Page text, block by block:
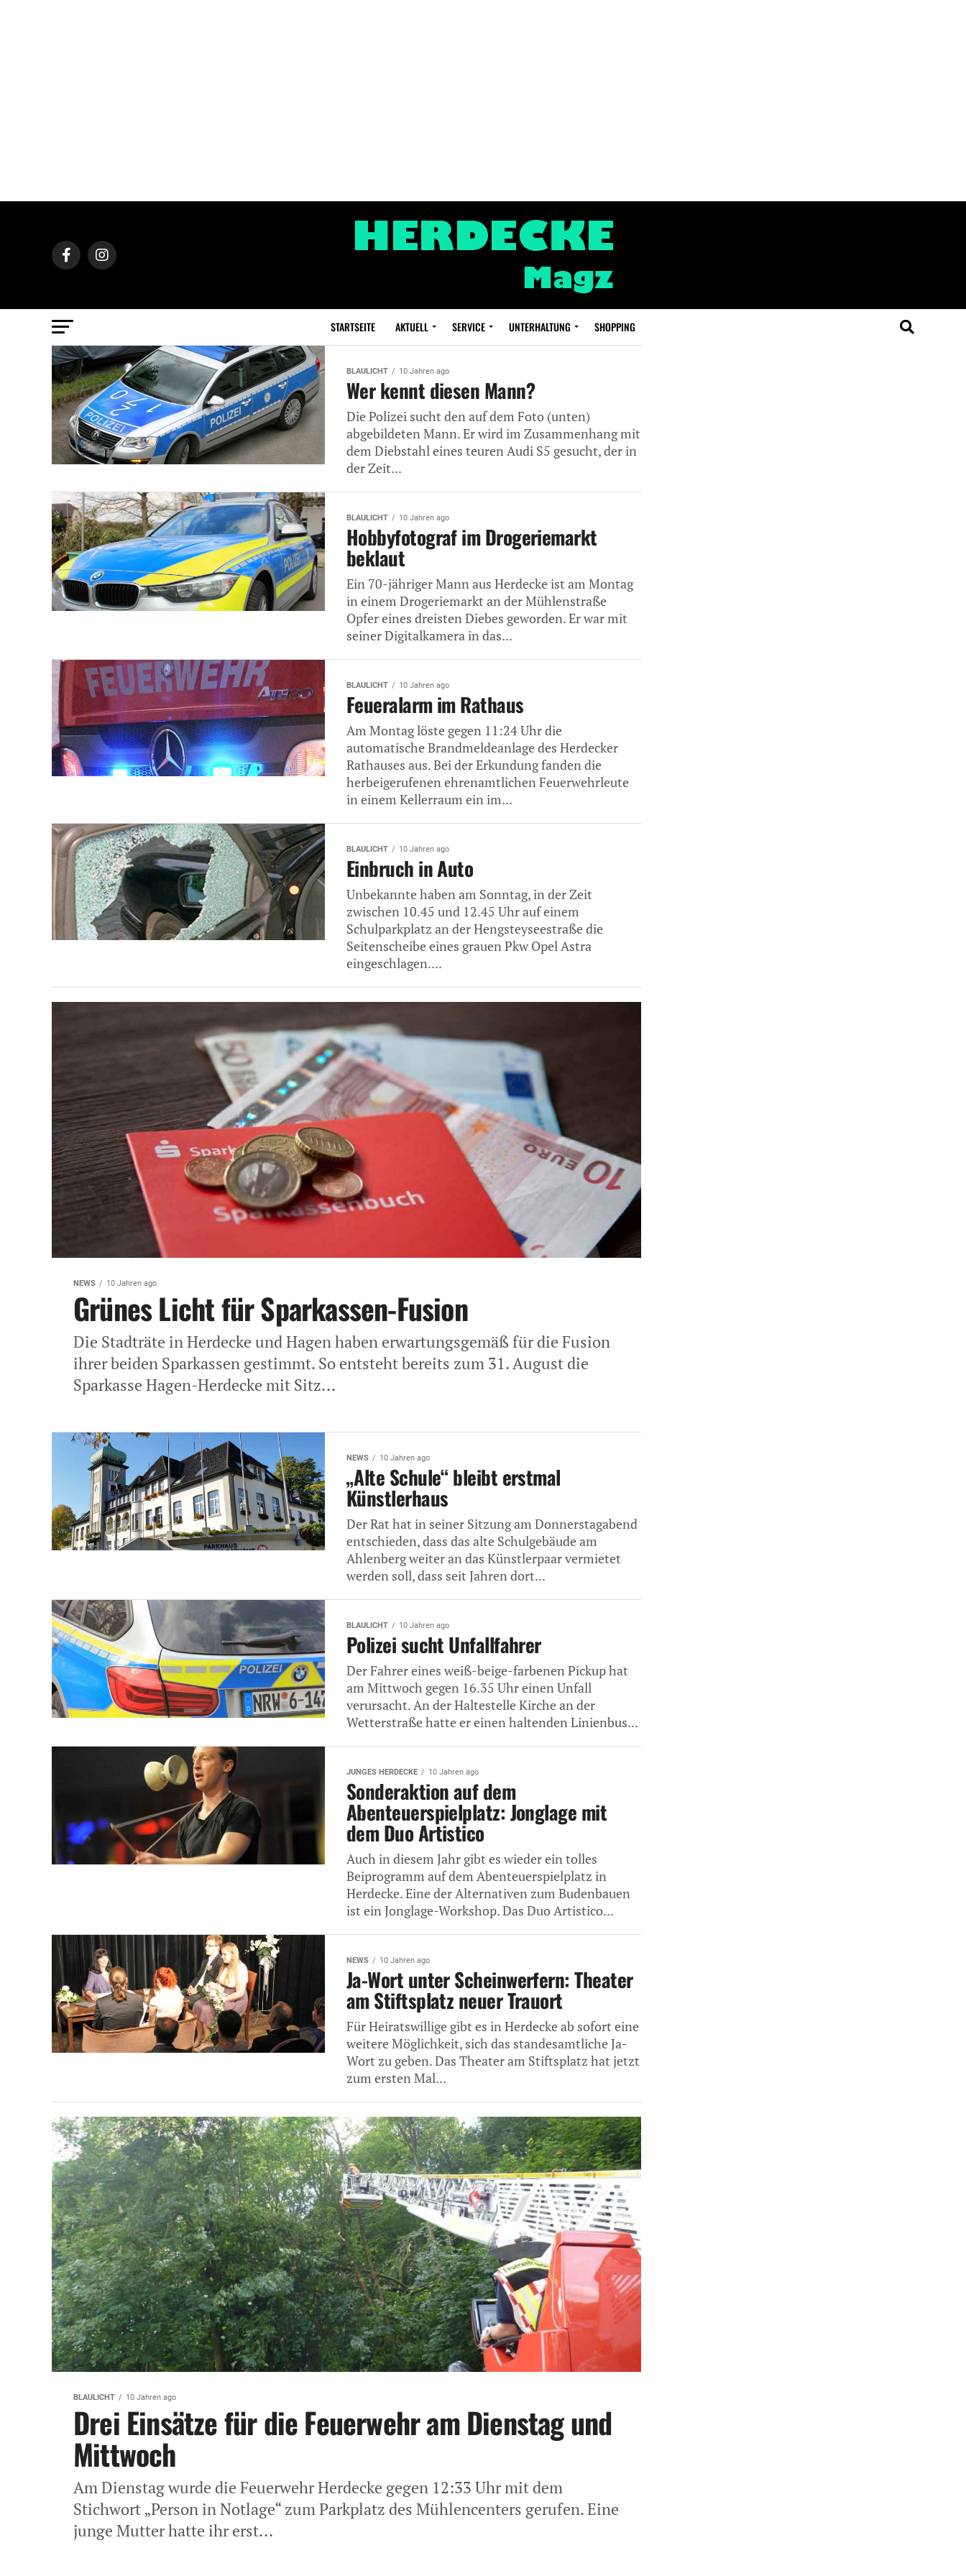
STARTSEITE AKTUELL SERVICE UNTERHALTUNG SHOPPING
BLAULICHT 10 Jahren ago
Wer kennt diesen Mann?
Die Polizei sucht den auf dem Foto (unten)
abgebildeten Mann. Er wird im Zusammenhang mit
dem Diebstahl eines teuren Audi S5 gesucht, der in
der Zeit...
BLAULICHT 10 Jahren ago
Hobbyfotograf im Drogeriemarkt
beklaut
Ein 70-jähriger Mann aus Herdecke ist am Montag
in einem Drogeriemarkt an der Mühlenstraße
Opfer eines dreisten Diebes geworden. Er war mit
seiner Digitalkamera in das...
BLAULICHT 10 Jahren ago
Feueralarm im Rathaus
Am Montag löste gegen 11:24 Uhr die
automatische Brandmeldeanlage des Herdecker
Rathauses aus. Bei der Erkundung fanden die
herbeigerufenen ehrenamtlichen Feuerwehrleute
in einem Kellerraum ein im...
BLAULICHT 10 Jahren ago
Einbruch in Auto
Unbekannte haben am Sonntag, in der Zeit
zwischen 10.45 und 12.45 Uhr auf einem
Schulparkplatz an der Hengsteyseestraße die
Seitenscheibe eines grauen Pkw Opel Astra
eingeschlagen....
NEWS 10 Jahren ago
Grünes Licht für Sparkassen-Fusion
Die Stadträte in Herdecke und Hagen haben erwartungsgemäß für die Fusion
ihrer beiden Sparkassen gestimmt. So entsteht bereits zum 31. August die
Sparkasse Hagen-Herdecke mit Sitz...
NEWS 10 Jahren ago
„Alte Schule“ bleibt erstmal
Künstlerhaus
Der Rat hat in seiner Sitzung am Donnerstagabend
entschieden, dass das alte Schulgebäude am
Ahlenberg weiter an das Künstlerpaar vermietet
werden soll, dass seit Jahren dort...
BLAULICHT 10 Jahren ago
Polizei sucht Unfallfahrer
Der Fahrer eines weiß-beige-farbenen Pickup hat
am Mittwoch gegen 16.35 Uhr einen Unfall
verursacht. An der Haltestelle Kirche an der
Wetterstraße hatte er einen haltenden Linienbus...
JUNGES HERDECKE 10 Jahren ago
Sonderaktion auf dem
Abenteuerspielplatz: Jonglage mit
dem Duo Artistico
Auch in diesem Jahr gibt es wieder ein tolles
Beiprogramm auf dem Abenteuerspielplatz in
Herdecke. Eine der Alternativen zum Budenbauen
ist ein Jonglage-Workshop. Das Duo Artistico...
NEWS 10 Jahren ago
Ja-Wort unter Scheinwerfern: Theater
am Stiftsplatz neuer Trauort
Für Heiratswillige gibt es in Herdecke ab sofort eine
weitere Möglichkeit, sich das standesamtliche Ja-
Wort zu geben. Das Theater am Stiftsplatz hat jetzt
zum ersten Mal...
BLAULICHT 10 Jahren ago
Drei Einsätze für die Feuerwehr am Dienstag und
Mittwoch
Am Dienstag wurde die Feuerwehr Herdecke gegen 12:33 Uhr mit dem
Stichwort „Person in Notlage“ zum Parkplatz des Mühlencenters gerufen. Eine
junge Mutter hatte ihr erst...